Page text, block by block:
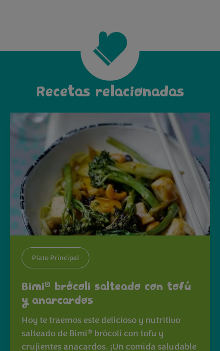
Recetas relacionadas
Plato Principal
Bimi® brócoli salteado con tofú
y anarcardos
Hoy te traemos este delicioso y nutritivo
salteado de Bimi® brócoli con tofu y
crujientes anacardos. ¡Un comida saludable